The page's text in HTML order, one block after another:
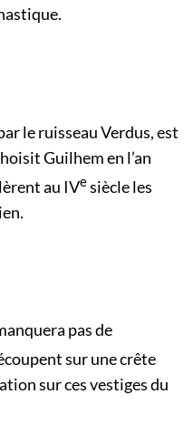
le ruisseau Verdus, est
Guilhem en l’an
au IVesiècle les
pas de
sur une crête
sur ces vestiges du